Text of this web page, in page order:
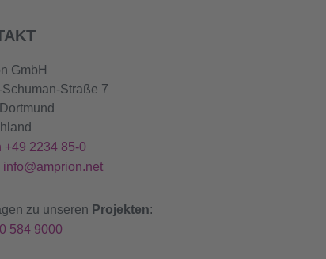
GmbH
Schuman-Straße 7
+49 2234 85-0
info@amprion.net
zu unseren Projekten:
584 9000